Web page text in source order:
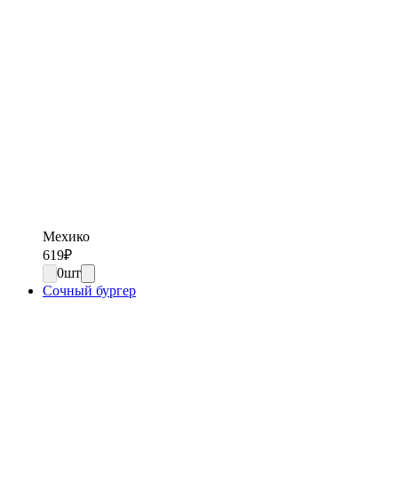
Мехико
619₽
0шт
Сочный бургер